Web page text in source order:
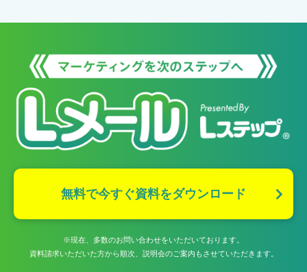
無料で今すぐ資料をダウンロード
※現在、多数のお問い合わせをいただいております。
資料請求いただいた方から順次、説明会のご案内もさせていただきます。